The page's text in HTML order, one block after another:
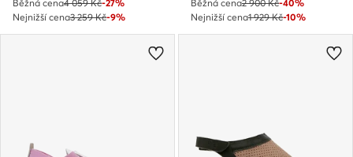
Běžná cena4 059 Kč-27%
Nejnižší cena3 259 Kč-9%
Běžná cena2 900 Kč-40%
Nejnižší cena1 929 Kč-10%